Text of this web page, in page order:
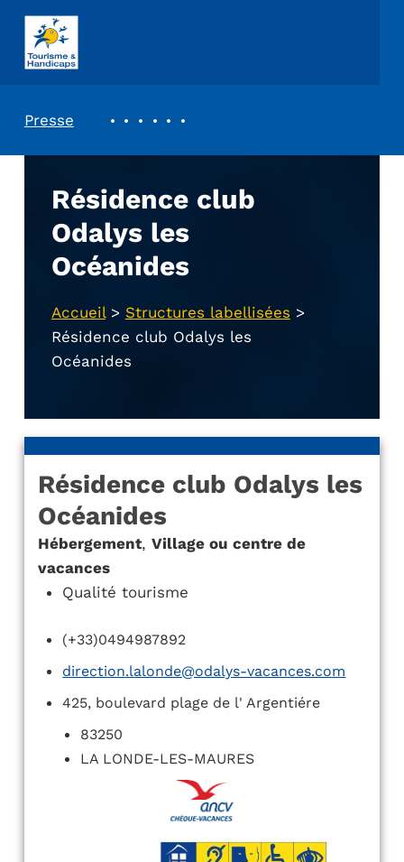
ASSOCIATION TOURISME ET HANDICAPS
Presse
Résidence club
Odalys les
Océanides
Accueil> Structures labellisées >
Résidence club Odalys les
Océanides
Résidence club Odalys les
Océanides
Hébergement, Village ou centre de
vacances
Qualité tourisme
(+33)0494987892
direction.lalonde@odalys-vacances.com
425, boulevard plage de l' Argentiére
83250
LA LONDE-LES-MAURES